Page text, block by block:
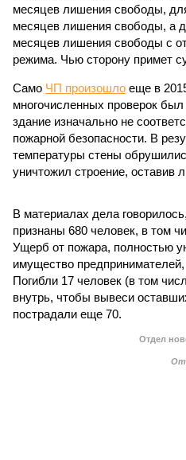
месяцев лишения свободы,
месяцев лишения свободы, а
месяцев лишения свободы с
режима. Чью сторону примет
Само ЧП произошло еще в
многочисленных проверок
здание изначально не
пожарной безопасности. В
температуры стены
уничтожил строение, оставив
В материалах дела
признаны 680 человек, в том
Ущерб от пожара, полностью
имущество
Погибли 17 человек (в том
внутрь, чтобы вывеси
пострадали еще 70.
Отдел